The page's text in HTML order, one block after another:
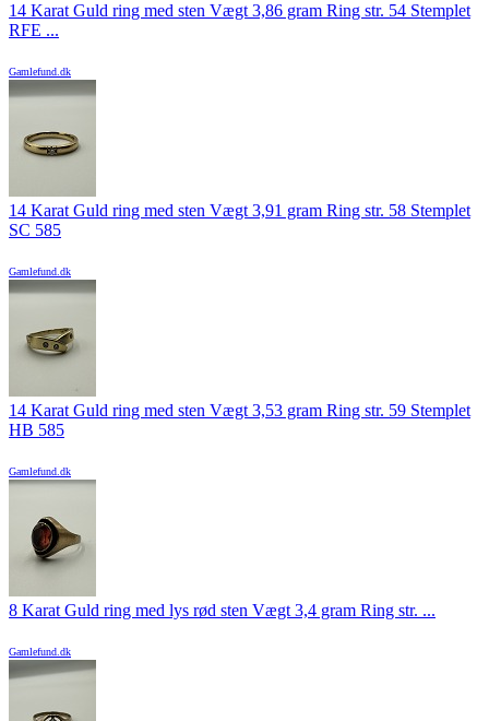
14 Karat Guld ring med sten Vægt 3,86 gram Ring str. 54 Stemplet
RFE ...
Gamlefund.dk
14 Karat Guld ring med sten Vægt 3,91 gram Ring str. 58 Stemplet
SC 585
Gamlefund.dk
14 Karat Guld ring med sten Vægt 3,53 gram Ring str. 59 Stemplet
HB 585
Gamlefund.dk
8 Karat Guld ring med lys rød sten Vægt 3,4 gram Ring str. ...
Gamlefund.dk